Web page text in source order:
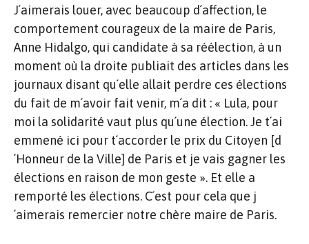
J´aimerais louer, avec beaucoup d´affection, le
comportement courageux de la maire de Paris,
Anne Hidalgo, qui candidate à sa réélection, à un
moment où la droite publiait des articles dans les
journaux disant qu´elle allait perdre ces élections
du fait de m´avoir fait venir, m´a dit : « Lula, pour
moi la solidarité vaut plus qu´une élection. Je t´ai
emmené ici pour t´accorder le prix du Citoyen [d
´Honneur de la Ville] de Paris et je vais gagner les
élections en raison de mon geste ». Et elle a
remporté les élections. C´est pour cela que j
´aimerais remercier notre chère maire de Paris.